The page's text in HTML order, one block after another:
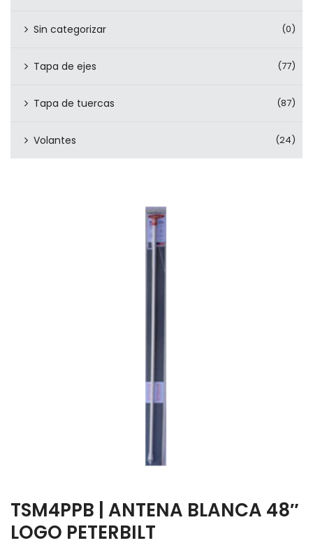
Sin categorizar (0)
Tapa de ejes (77)
Tapa de tuercas (87)
Volantes (24)
TSM4PPB | ANTENA BLANCA 48″
LOGO PETERBILT